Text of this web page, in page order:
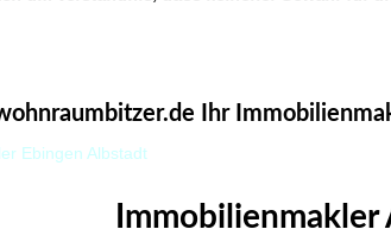
Ihr
Ebingen Albstadt